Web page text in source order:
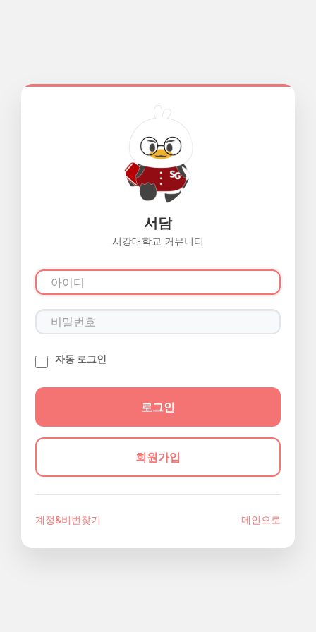
서담
서강대학교 커뮤니티
자동 로그인
회원가입
계정&비번찾기 메인으로